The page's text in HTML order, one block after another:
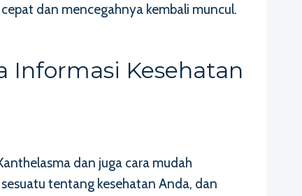
dan mencegahnya kembali muncul.
Informasi Kesehatan
dan juga cara mudah
tentang kesehatan Anda, dan